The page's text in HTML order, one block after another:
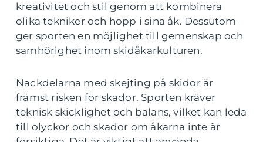
kreativitet och stil genom att kombinera
olika tekniker och hopp i sina åk. Dessutom
ger sporten en möjlighet till gemenskap och
samhörighet inom skidåkarkulturen.
Nackdelarna med skejting på skidor är
främst risken för skador. Sporten kräver
teknisk skicklighet och balans, vilket kan leda
till olyckor och skador om åkarna inte är